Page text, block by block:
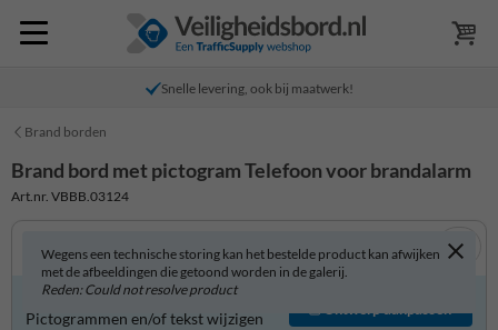
Snelle levering, ook bij maatwerk!
Brand borden
Brand bord met pictogram Telefoon voor brandalarm
Art.nr. VBBB.03124
Wegens een technische storing kan het bestelde product kan afwijken
met de afbeeldingen die getoond worden in de galerij.
Reden: Could not resolve product
Product zelf aanpassen?
Pictogrammen en/of tekst wijzigen
Ontwerp aanpassen